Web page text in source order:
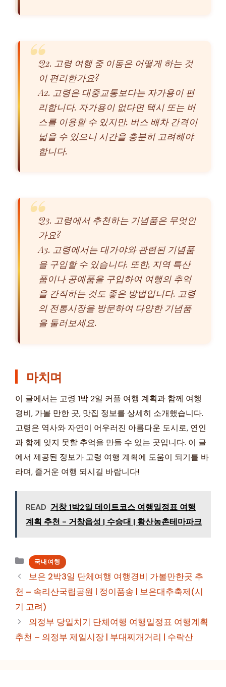
Q2. 고령 여행 중 이동은 어떻게 하는 것
이 편리한가요?
A2. 고령은 대중교통보다는 자가용이 편
리합니다. 자가용이 없다면 택시 또는 버
스를 이용할 수 있지만, 버스 배차 간격이
넓을 수 있으니 시간을 충분히 고려해야
합니다.
Q3. 고령에서 추천하는 기념품은 무엇인
가요?
A3. 고령에서는 대가야와 관련된 기념품
을 구입할 수 있습니다. 또한, 지역 특산
품이나 공예품을 구입하여 여행의 추억
을 간직하는 것도 좋은 방법입니다. 고령
의 전통시장을 방문하여 다양한 기념품
을 둘러보세요.
마치며
이 글에서는 고령 1박 2일 커플 여행 계획과 함께 여행
경비, 가볼 만한 곳, 맛집 정보를 상세히 소개했습니다.
고령은 역사와 자연이 어우러진 아름다운 도시로, 연인
과 함께 잊지 못할 추억을 만들 수 있는 곳입니다. 이 글
에서 제공된 정보가 고령 여행 계획에 도움이 되기를 바
라며, 즐거운 여행 되시길 바랍니다!
READ 거창 1박2일 데이트코스 여행일정표 여행
계획 추천 - 거창읍성 | 수승대 | 황산농촌테마파크
카
테
고
리
국내여행
보은 2박3일 단체여행 여행경비 가볼만한곳 추
천 – 속리산국립공원 | 정이품송 | 보은대추축제(시
기 고려)
의정부 당일치기 단체여행 여행일정표 여행계획
추천 – 의정부 제일시장 | 부대찌개거리 | 수락산